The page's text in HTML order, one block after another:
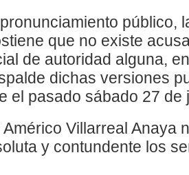
público,
que no existe
de autoridad alguna,
dichas versiones
el pasado sábado 27 de
Américo Villarreal Anaya
y contundente los